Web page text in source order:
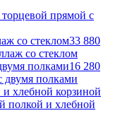
прямой с
33 880
со стеклом
16 280
двумя полками
полкой и хлебной